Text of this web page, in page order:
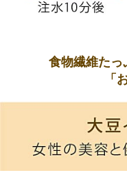
食物繊維たっ
「